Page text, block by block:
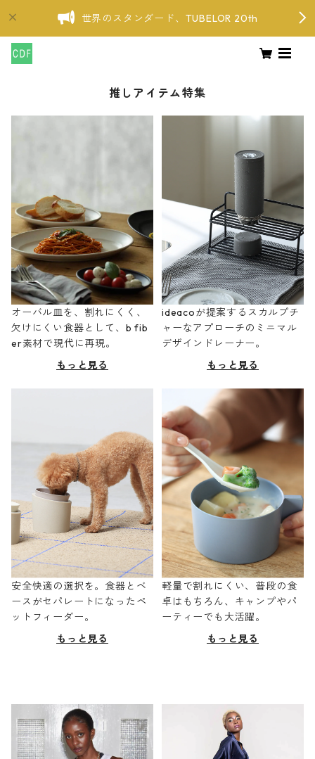
世界のスタンダード、TUBELOR 20th
推しアイテム特集
オーバル皿を、割れにくく、
欠けにくい食器として、b fib
er素材で現代に再現。
もっと見る
ideacoが提案するスカルプチ
ャーなアプローチのミニマル
デザインドレーナー。
もっと見る
安全快適の選択を。食器とベ
ースがセパレートになったペ
ットフィーダー。
もっと見る
軽量で割れにくい、普段の食
卓はもちろん、キャンプやパ
ーティーでも大活躍。
もっと見る